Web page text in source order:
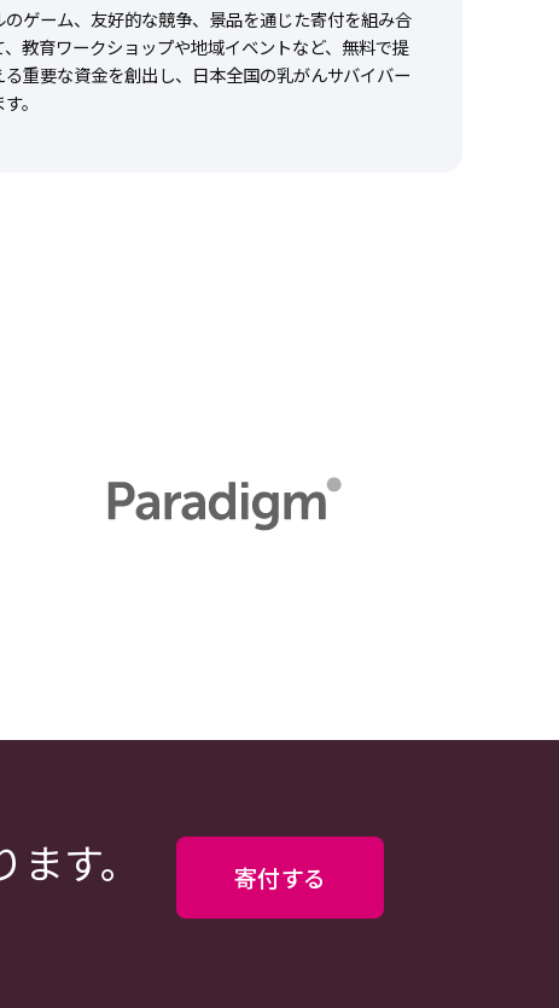
ゲーム、友好的な競争、景品を通じた寄付を組み合
教育ワークショップや地域イベントなど、無料で提
重要な資金を創出し、日本全国の乳がんサバイバー
。
す。
寄付する